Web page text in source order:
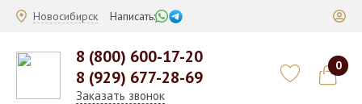
Новосибирск Написать:
8 (800) 600-17-20
8 (929) 677-28-69
Заказать звонок
0